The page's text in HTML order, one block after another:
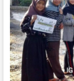
M
e
n
g